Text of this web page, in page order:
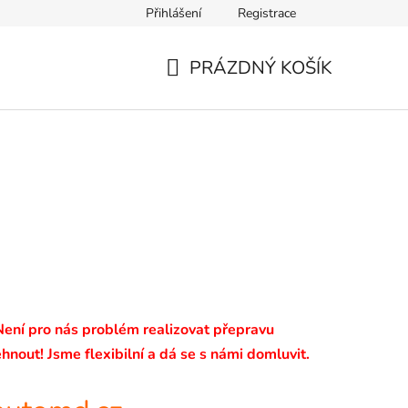
Přihlášení Registrace
PRÁZDNÝ KOŠÍK
pro nás problém realizovat přepravu
Jsme flexibilní a dá se s námi domluvit.